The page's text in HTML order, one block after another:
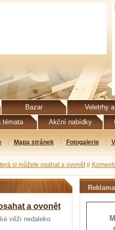
Bazar
Veletrhy
témata Akční nabídky
Mapa stránek Fotogalerie
si můžete osahat a ovonět
a ovonět
věži nedaleko
Reklama